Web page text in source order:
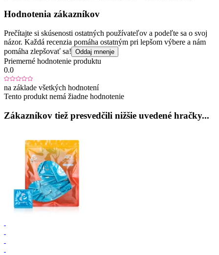
Hodnotenia zákazníkov
Prečítajte si skúsenosti ostatných používateľov a podeľte sa o svoj
názor. Každá recenzia pomáha ostatným pri lepšom výbere a nám
pomáha zlepšovať sa! Oddaj mnenje
Priemerné hodnotenie produktu
0.0
na základe všetkých hodnotení
Tento produkt nemá žiadne hodnotenie
Zákazníkov tiež presvedčili nižšie uvedené hračky...